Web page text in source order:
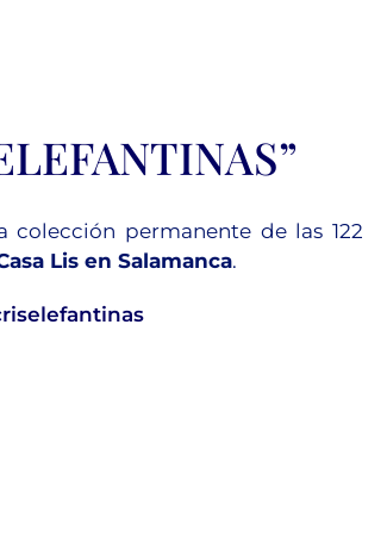
colección permanente de las 122
Lis en Salamanca.